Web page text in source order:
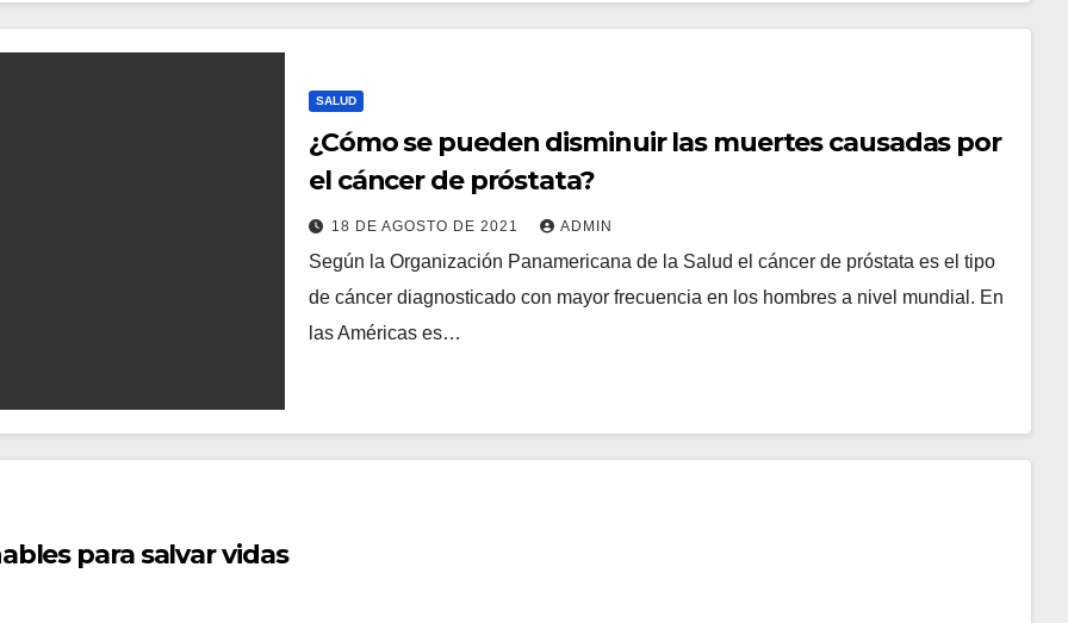
SALUD
¿Cómo se pueden disminuir las muertes causadas por
el cáncer de próstata?
18 DE AGOSTO DE 2021 ADMIN
Según la Organización Panamericana de la Salud el cáncer de próstata es el tipo
de cáncer diagnosticado con mayor frecuencia en los hombres a nivel mundial. En
las Américas es…
para salvar vidas